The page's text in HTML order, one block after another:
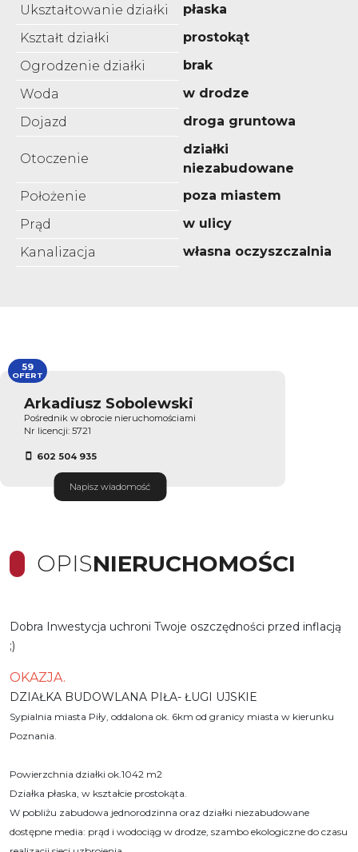
Ukształtowanie działki
płaska
Kształt działki
prostokąt
Ogrodzenie działki
brak
Woda
w drodze
Dojazd
droga gruntowa
Otoczenie
działki
niezabudowane
Położenie
poza miastem
Prąd
w ulicy
Kanalizacja
własna oczyszczalnia
Arkadiusz Sobolewski
Pośrednik w obrocie nieruchomościami
Nr licencji: 5721
602 504 935
Napisz wiadomość
59
OFERT
OPISNIERUCHOMOŚCI
Dobra Inwestycja uchroni Twoje oszczędności przed inflacją
;)
OKAZJA.
DZIAŁKA BUDOWLANA PIŁA- ŁUGI UJSKIE
Sypialnia miasta Piły, oddalona ok. 6km od granicy miasta w kierunku
Poznania.
Powierzchnia działki ok.1042 m2
Działka płaska, w kształcie prostokąta.
W pobliżu zabudowa jednorodzinna oraz działki niezabudowane
dostępne media: prąd i wodociąg w drodze, szambo ekologiczne do czasu